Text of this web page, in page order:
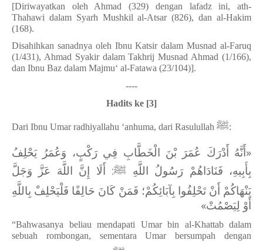
[Diriwayatkan oleh Ahmad (329) dengan lafadz ini, ath-
Thahawi dalam Syarh Mushkil al-Atsar (826), dan al-Hakim
(168).
Disahihkan sanadnya oleh Ibnu Katsir dalam Musnad al-Faruq
(1/431), Ahmad Syakir dalam Takhrij Musnad Ahmad (1/166),
dan Ibnu Baz dalam Majmu‘ al-Fatawa (23/104)].
----
Hadits ke [3]
Dari Ibnu Umar radhiyallahu ‘anhuma, dari Rasulullah ﷺ:
«أَنَّهُ أَدْرَكَ عُمَرَ بْنَ الْخَطَّابِ فِي رَكْبٍ، وَعُمَرُ يَحْلِفُ
بِأَبِيهِ، فَنَادَاهُمْ رَسُولُ اللَّهِ ﷺ: أَلَا إِنَّ اللَّهَ عَزَّ وَجَلَّ
يَنْهَاكُمْ أَنْ تَحْلِفُوا بِآبَائِكُمْ؛ فَمَنْ كَانَ حَالِفًا فَلْيَحْلِفْ بِاللَّهِ
أَوْ لِيَصْمُتْ»
“Bahwasanya beliau mendapati Umar bin al-Khattab dalam
sebuah rombongan, sementara Umar bersumpah dengan